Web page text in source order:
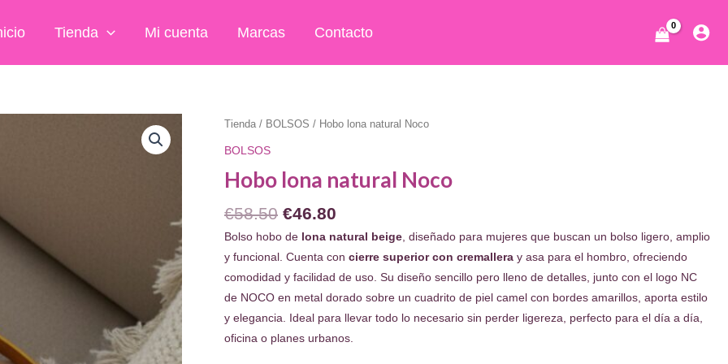
Tienda Mi cuenta Marcas Contacto
Tienda / BOLSOS / Hobo lona natural Noco
BOLSOS
Hobo lona natural Noco
€58.50 El
precio
original
era:
€58.50.
€46.80
precio
actual
es:
€46.80.
Bolso hobo de lona natural beige , diseñado para mujeres que buscan un bolso ligero, amplio
y funcional. Cuenta con cierre superior con cremallera y asa para el hombro, ofreciendo
comodidad y facilidad de uso. Su diseño sencillo pero lleno de detalles, junto con el logo NC
de NOCO en metal dorado sobre un cuadrito de piel camel con bordes amarillos, aporta estilo
y elegancia. Ideal para llevar todo lo necesario sin perder ligereza, perfecto para el día a día,
oficina o planes urbanos.